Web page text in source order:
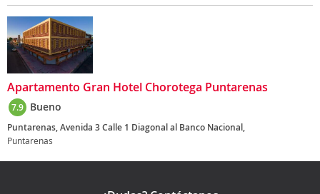
Apartamento Gran Hotel Chorotega Puntarenas
7.9 Bueno
Puntarenas, Avenida 3 Calle 1 Diagonal al Banco Nacional,
Puntarenas